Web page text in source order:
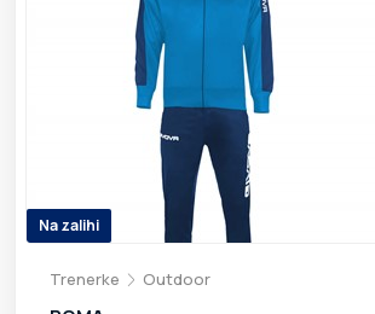
Na zalihi
Trenerke Outdoor